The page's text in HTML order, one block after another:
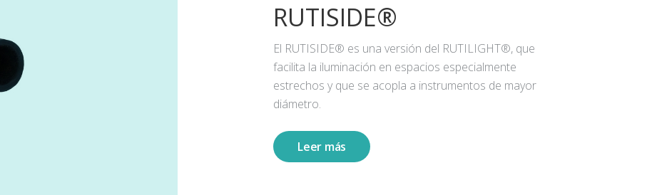
RUTISIDE®
El RUTISIDE® es una versión del RUTILIGHT®, que
facilita la iluminación en espacios especialmente
estrechos y que se acopla a instrumentos de mayor
diámetro.
Leer más